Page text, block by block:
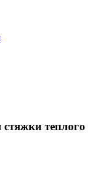
теплого